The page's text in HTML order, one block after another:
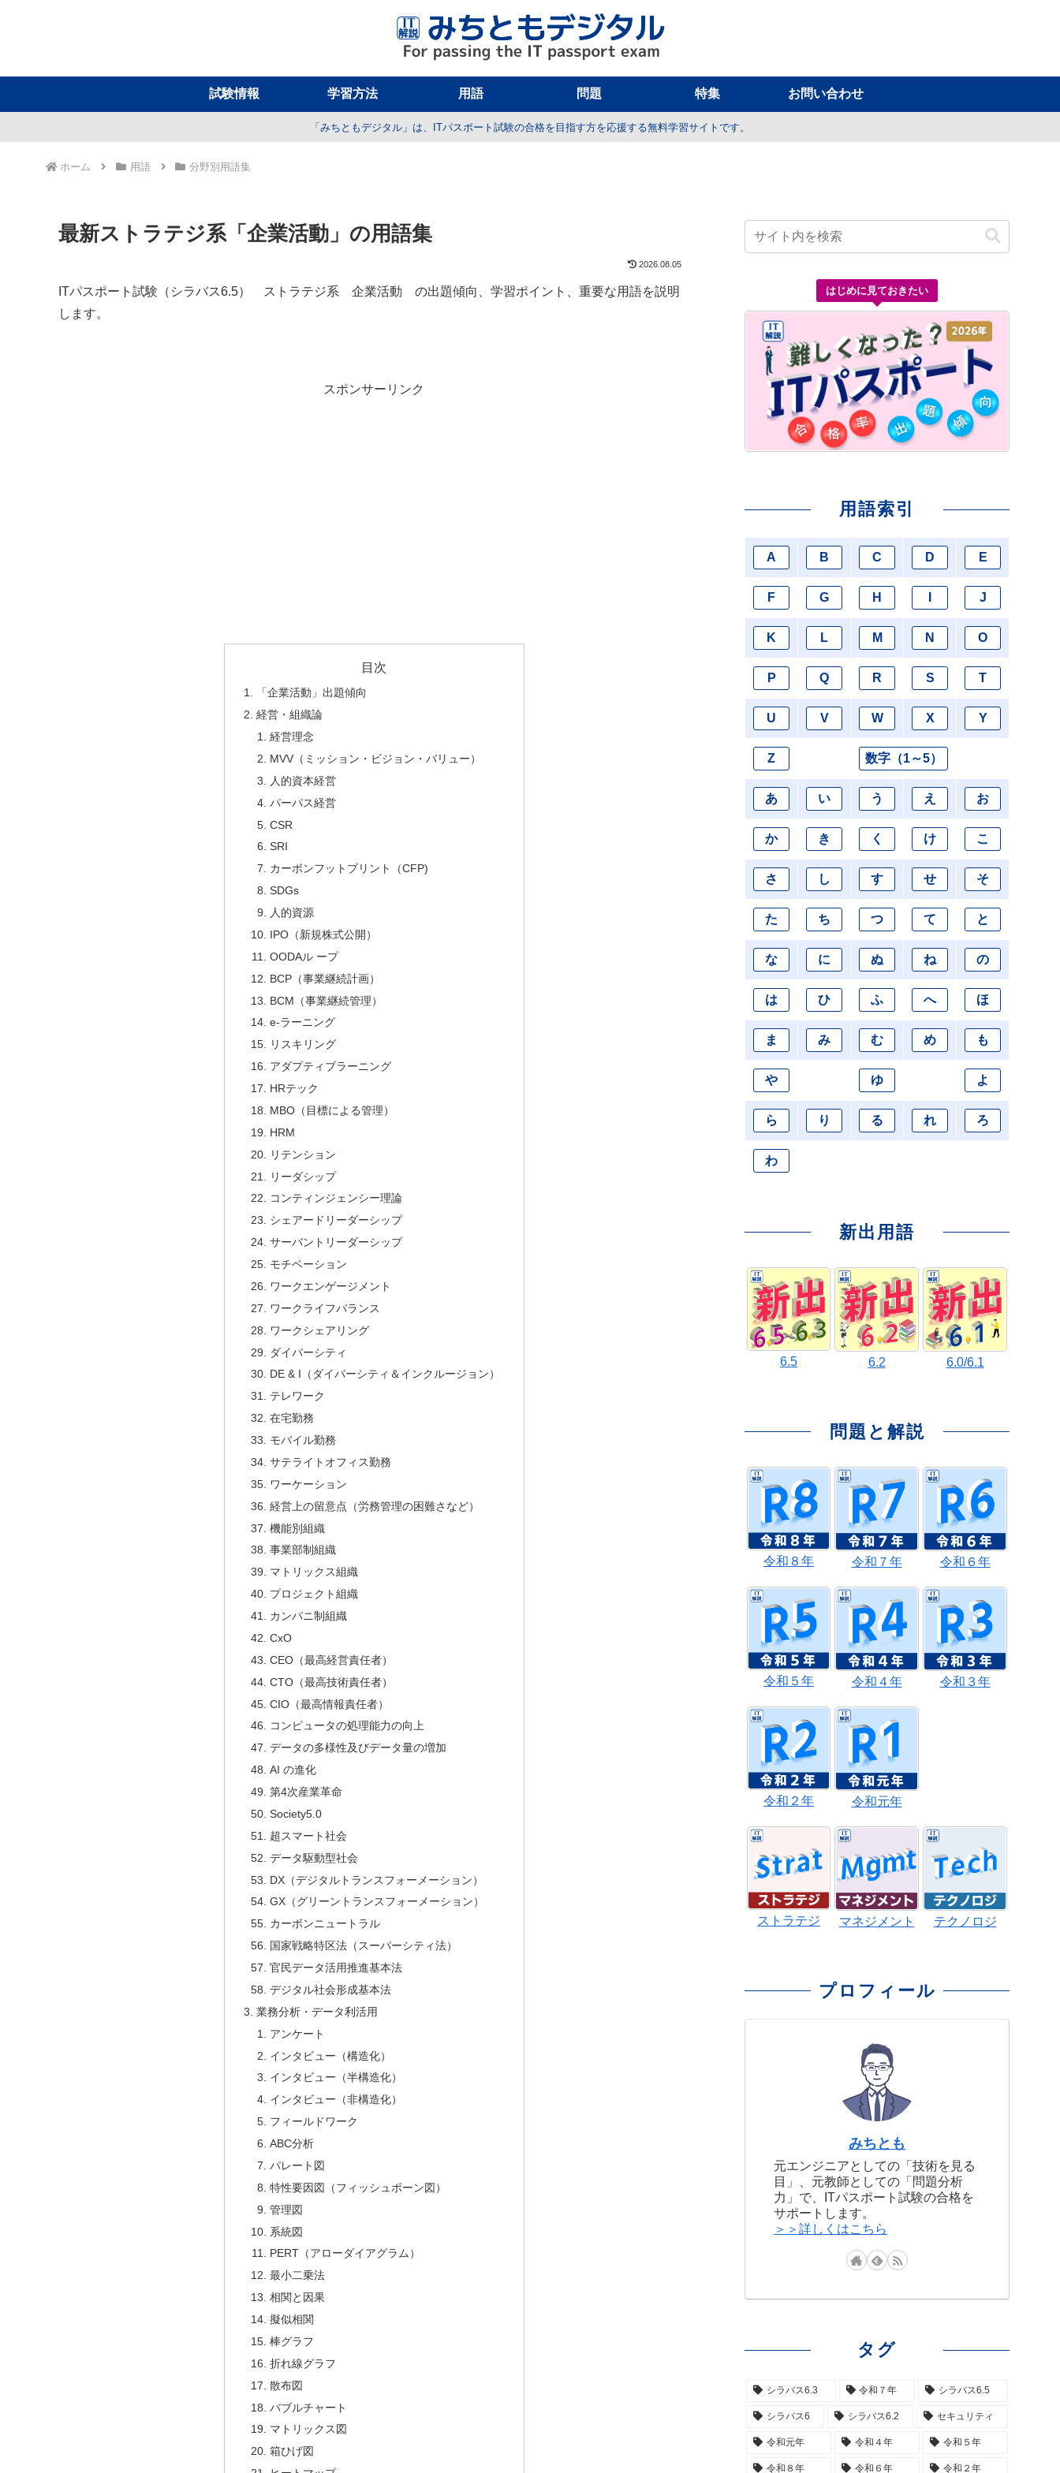
試験情報 学習方法 用語 問題 特集 お問い合わせ
「みちともデジタル」は、ITパスポート試験の合格を目指す方を応援する無料学習サイトです。
ホーム 用語 分野別用語集
最新ストラテジ系「企業活動」の用語集
2026.08.05
ITパスポート試験（シラバス6.5） ストラテジ系 企業活動 の出題傾向、学習ポイント、重要な用語を説明
します。
スポンサーリンク
目次
「企業活動」出題傾向
経営・組織論
経営理念
MVV（ミッション・ビジョン・バリュー）
人的資本経営
パーパス経営
CSR
SRI
カーボンフットプリント（CFP)
SDGs
人的資源
IPO（新規株式公開）
OODAル ープ
BCP（事業継続計画）
BCM（事業継続管理）
e-ラーニング
リスキリング
アダプティブラーニング
HRテック
MBO（目標による管理）
HRM
リテンション
リーダシップ
コンティンジェンシー理論
シェアードリーダーシップ
サーバントリーダーシップ
モチベーション
ワークエンゲージメント
ワークライフバランス
ワークシェアリング
ダイバーシティ
DE & I（ダイバーシティ＆インクルージョン）
テレワーク
在宅勤務
モバイル勤務
サテライトオフィス勤務
ワーケーション
経営上の留意点（労務管理の困難さなど）
機能別組織
事業部制組織
マトリックス組織
プロジェクト組織
カンパニ制組織
CxO
CEO（最高経営責任者）
CTO（最高技術責任者）
CIO（最高情報責任者）
コンピュータの処理能力の向上
データの多様性及びデータ量の増加
AI の進化
第4次産業革命
Society5.0
超スマート社会
データ駆動型社会
DX（デジタルトランスフォーメーション）
GX（グリーントランスフォーメーション）
カーボンニュートラル
国家戦略特区法（スーパーシティ法）
官民データ活用推進基本法
デジタル社会形成基本法
業務分析・データ利活用
アンケート
インタビュー（構造化）
インタビュー（半構造化）
インタビュー（非構造化）
フィールドワーク
ABC分析
パレート図
特性要因図（フィッシュボーン図）
管理図
系統図
PERT（アローダイアグラム）
最小二乗法
相関と因果
擬似相関
棒グラフ
折れ線グラフ
散布図
バブルチャート
マトリックス図
箱ひげ図
はじめに見ておきたい
用語索引
A B C D E
F G H J
K L M N O
P Q R S T
U V W X Y
Z 数字（1～5）
あ い う え お
か き く け こ
さ し す せ そ
た ち つ て と
な に ぬ ね の
は ひ ふ へ ほ
ま み む め も
や ゆ よ
ら り る れ ろ
わ
新出用語
6.5 6.2 6.0/6.1
問題と解説
令和８年 令和７年 令和６年
令和５年 令和４年 令和３年
令和２年 令和元年
ストラテジ マネジメント テクノロジ
プロフィール
みちとも
元エンジニアとしての「技術を見る
目」、元教師としての「問題分析
力」で、ITパスポート試験の合格を
サポートします。
＞＞詳しくはこちら
タグ
シラバス6.3 令和７年 シラバス6.5
シラバス6 シラバス6.2 セキュリティ
令和元年 令和４年 令和５年
令和８年 令和６年 令和２年